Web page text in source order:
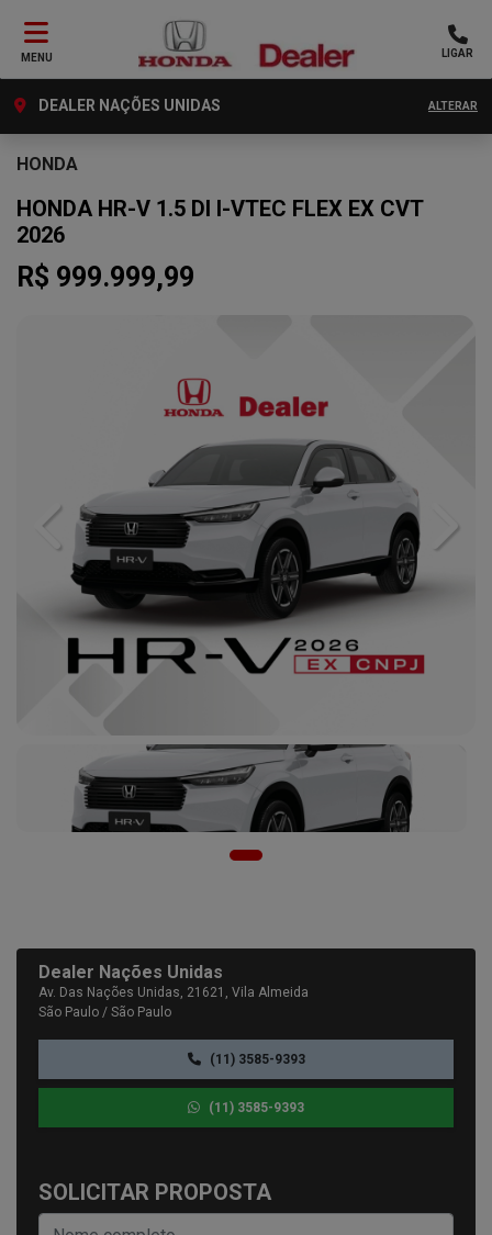
MENU LIGAR
DEALER NAÇÕES UNIDAS ALTERAR
HONDA
HONDA HR-V 1.5 DI I-VTEC FLEX EX CVT
2026
R$ 999.999,99
Previous Next
Dealer Nações Unidas
Av. Das Nações Unidas, 21621, Vila Almeida
São Paulo / São Paulo
(11) 3585-9393
(11) 3585-9393
SOLICITAR PROPOSTA